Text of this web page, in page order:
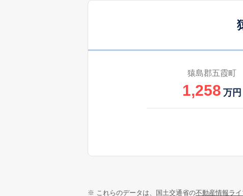
猿島郡五霞町
1,258 万円
※ これらのデータは、国土交通省の不動産情報ライ